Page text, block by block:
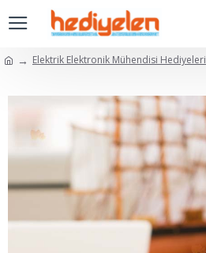
Elektrik Elektronik Mühendisi Hediyeleri